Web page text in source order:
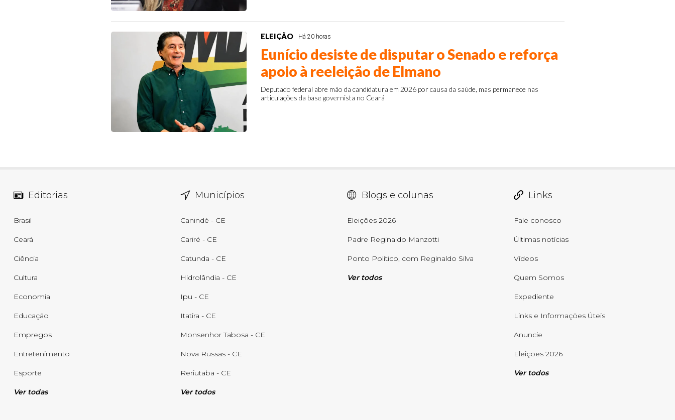
ELEIÇÃO Há 20 horas
Eunício desiste de disputar o Senado e reforça
apoio à reeleição de Elmano
Deputado federal abre mão da candidatura em 2026 por causa da saúde, mas permanece nas
articulações da base governista no Ceará
Editorias
Brasil
Ceará
Ciência
Cultura
Economia
Educação
Empregos
Entretenimento
Esporte
Ver todas
Municípios
Canindé - CE
Cariré - CE
Catunda - CE
Hidrolândia - CE
Ipu - CE
Itatira - CE
Monsenhor Tabosa - CE
Nova Russas - CE
Reriutaba - CE
Ver todos
Blogs e colunas
Eleições 2026
Padre Reginaldo Manzotti
Ponto Político, com Reginaldo Silva
Ver todos
Links
Fale conosco
Últimas notícias
Vídeos
Quem Somos
Expediente
Links e Informações Úteis
Anuncie
Eleições 2026
Ver todos